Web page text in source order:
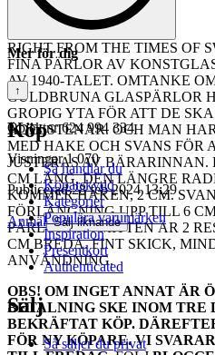
RIGHT FROM THE TIMES OF
FINA PÄRLOR AV
AV 1940-TALET. OMTANKE
GULDBRUNA GLASPÄRLOR
GROPIG YTA FÖR ATT DE
ÄDELSTENAR. OCH MAN
MED HAKE OCH SVANS FÖR
JUSTERAS AV BÄRARINNAN.
CM LÅNG, DEN LÄNGRE
KOMMER HAKEN, 2 CM.
FÖRLÄNGNING UPP TILL 6
PÄRLORNA I MITTEN ÄR 2
CM BREDA. FINT SKICK,
ANVÄNDNING.
OBS! OM INGET ANNAT ÄR
BETALNING SKE INOM TRE
BEKRÄFTAT KÖP.
FÖR NY KÖPARE.VI
Objektnr 624 994 334
Visningar 1 070
Publicerad 28 feb 2024 13:29
Anmäl Sälj liknande
Mer för dig
↑
Köp
Så handlar du
Köparskydd
Kategorier
Populära varumärken
Inspiration
Presentkort
Authenticated
Sälj
Så säljer du privat